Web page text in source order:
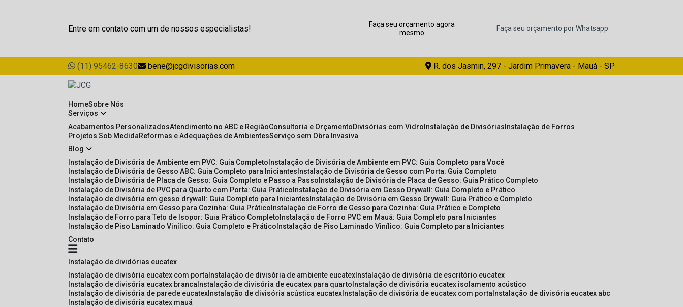
Entre em contato com um de nossos especialistas!
Faça seu orçamento agora
mesmo
Faça seu orçamento por Whatsapp
(11) 95462-8630 bene@jcgdivisorias.com R. dos Jasmin, 297 - Jardim Primavera - Mauá - SP
Home Sobre Nós
Serviços
Acabamentos Personalizados Atendimento no ABC e Região Consultoria e Orçamento Divisórias com Vidro Instalação de Divisórias Instalação de Forros
Projetos Sob Medida
Reformas e Adequações de Ambientes Serviço sem Obra Invasiva
Blog
Instalação de Divisória de Ambiente em PVC: Guia Completo Instalação de Divisória de Ambiente em PVC: Guia Completo para Você
Instalação de Divisória de Gesso ABC: Guia Completo para Iniciantes Instalação de Divisória de Gesso com Porta: Guia Completo
Instalação de Divisória de Placa de Gesso: Guia Completo e Passo a Passo Instalação de Divisória de Placa de Gesso: Guia Prático Completo
Instalação de Divisória de PVC para Quarto com Porta: Guia Prático Instalação de Divisória em Gesso Drywall: Guia Completo e Prático
Instalação de divisória em gesso drywall: Guia Completo para Iniciantes Instalação de Divisória em Gesso Drywall: Guia Prático e Completo
Instalação de Divisória em Gesso para Cozinha: Guia Prático Instalação de Forro de Gesso para Cozinha: Guia Prático e Completo
Instalação de Forro para Teto de Isopor: Guia Prático Completo Instalação de Forro PVC em Mauá: Guia Completo para Iniciantes
Instalação de Piso Laminado Vinílico: Guia Completo e Prático Instalação de Piso Laminado Vinílico: Guia Completo para Iniciantes
Contato
instalação de dividórias eucatex
instalação de divisória eucatex com porta instalação de divisória de ambiente eucatex instalação de divisória de escritório eucatex
instalação de divisória eucatex branca instalação de divisória de eucatex para quarto instalação de divisória eucatex isolamento acústico
instalação de divisória de parede eucatex instalação de divisória acústica eucatex instalação de divisória de eucatex com porta instalação de divisória eucatex abc
instalação de divisória eucatex mauá